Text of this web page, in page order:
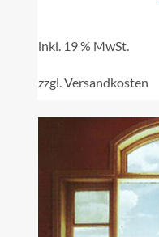
inkl. 19 % MwSt.
zzgl. Versandkosten